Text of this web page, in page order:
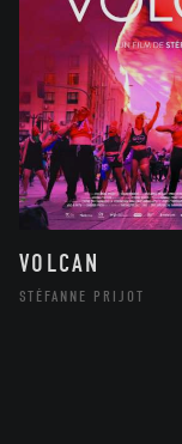
VOLCAN
STÉFANNE PRIJOT